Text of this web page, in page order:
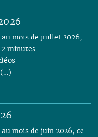
mois de juillet 2026,
minutes
mois de juin 2026, ce